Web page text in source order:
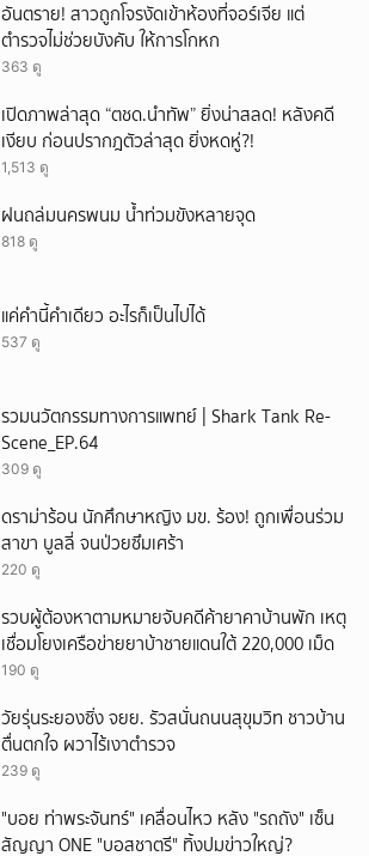
อันตราย! สาวถูกโจรงัดเข้าห้องที่จอร์เจีย แต่
ตำรวจไม่ช่วยบังคับ ให้การโกหก
363 ดู
เปิดภาพล่าสุด “ตชด.นำทัพ” ยิ่งน่าสลด! หลังคดี
เงียบ ก่อนปรากฎตัวล่าสุด ยิ่งหดหู่?!
1,513 ดู
ฝนถล่มนครพนม น้ำท่วมขังหลายจุด
818 ดู
แค่คำนี้คำเดียว อะไรก็เป็นไปได้
537 ดู
รวมนวัตกรรมทางการแพทย์ | Shark Tank Re-
Scene_EP.64
309 ดู
ดราม่าร้อน นักศึกษาหญิง มข. ร้อง! ถูกเพื่อนร่วม
สาขา บูลลี่ จนป่วยซึมเศร้า
220 ดู
รวบผู้ต้องหาตามหมายจับคดีค้ายาคาบ้านพัก เหตุ
เชื่อมโยงเครือข่ายยาบ้าชายแดนใต้ 220,000 เม็ด
190 ดู
วัยรุ่นระยองซิ่ง จยย. รัวสนั่นถนนสุขุมวิท ชาวบ้าน
ตื่นตกใจ ผวาไร้เงาตำรวจ
239 ดู
"บอย ท่าพระจันทร์" เคลื่อนไหว หลัง "รถถัง" เซ็น
สัญญา ONE "บอสชาตรี" ทิ้งปมข่าวใหญ่?